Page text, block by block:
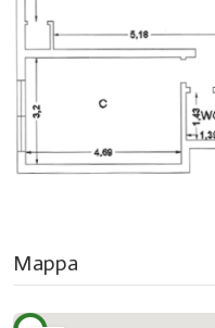
Mappa